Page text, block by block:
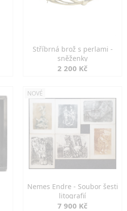
Stříbrná brož s perlami -
sněženky
2 200 Kč
NOVÉ
Nemes Endre - Soubor šesti
litografií
7 900 Kč